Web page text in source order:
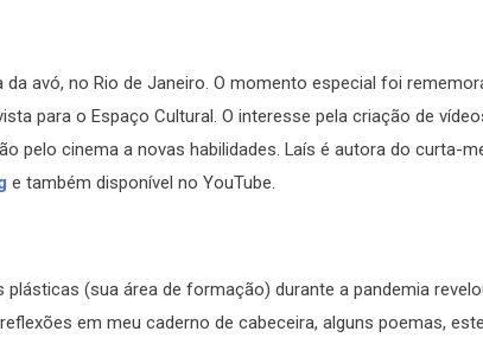
avó, no Rio de Janeiro. O momento especial foi
para o Espaço Cultural. O interesse pela criação de
pelo cinema a novas habilidades. Laís é autora do curta-
e também disponível no YouTube.
(sua área de formação) durante a pandemia
em meu caderno de cabeceira, alguns poemas,